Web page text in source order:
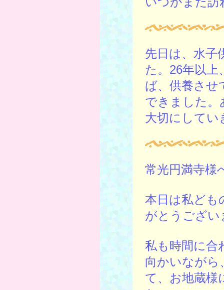
先日は、水
た。26年以
ば、供養させ
できました。
大切にしてい
常光円満寺様
本日は私ども
がとうござい
私も時間に合
向かいながら
て、お地蔵様